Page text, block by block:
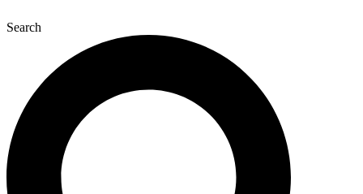
Search